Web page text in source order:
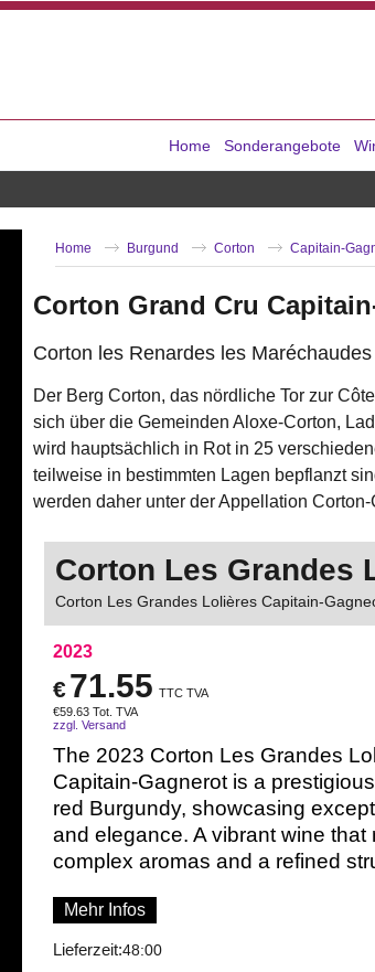
Home Sonderangebote
Home Burgund Corton Capitain-
Corton Grand Cru
Corton les Renardes les
Der Berg Corton, das nördliche Tor zur
sich über die Gemeinden Aloxe-Corton,
wird hauptsächlich in Rot in 25
teilweise in bestimmten Lagen bepflanzt
werden daher unter der Appellation
Corton Les Grandes
Corton Les Grandes Lolières Capitain-
2023
€71.55 TTC TVA
€59.63 Tot. TVA
zzgl. Versand
The 2023 Corton Les Grandes
Capitain-Gagnerot is a
red Burgundy, showcasing
and elegance. A vibrant wine that
complex aromas and a refined
Mehr Infos
Lieferzeit:48:00